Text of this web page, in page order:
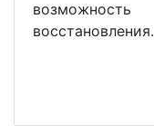
возможность
восстановления.